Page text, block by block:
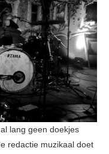
lang geen doekjes
redactie muzikaal doet